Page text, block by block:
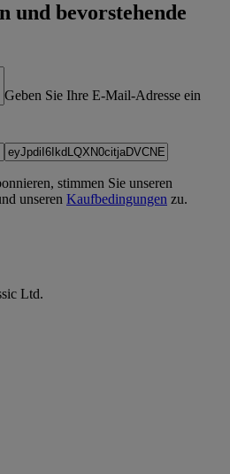
und bevorstehende
Geben Sie Ihre E-Mail-Adresse ein
stimmen Sie unseren
unseren Kaufbedingungen zu.
Ltd.